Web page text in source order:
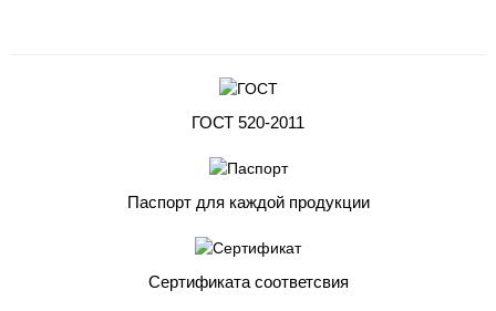
ГОСТ 520-2011
Паспорт для каждой продукции
Сертификата соответсвия